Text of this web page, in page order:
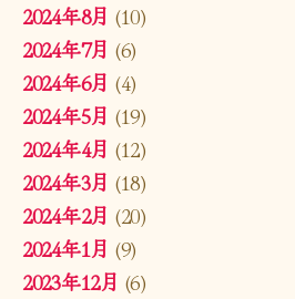
2024年8月 (10)
2024年7月 (6)
2024年6月 (4)
2024年5月 (19)
2024年4月 (12)
2024年3月 (18)
2024年2月 (20)
2024年1月 (9)
2023年12月 (6)